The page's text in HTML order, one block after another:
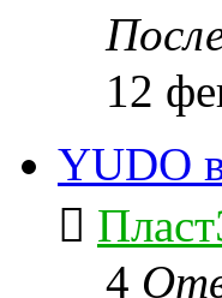
12
YUDO
4